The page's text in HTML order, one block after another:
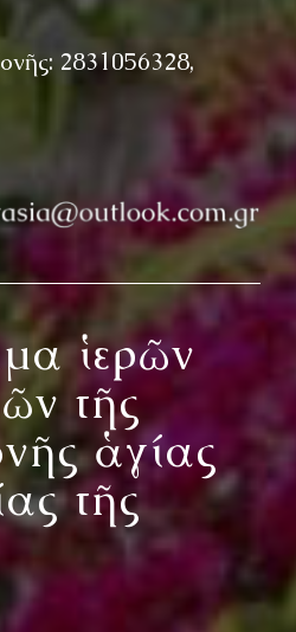
2831056328,
ἱερῶν
τῆς
ἁγίας
τῆς